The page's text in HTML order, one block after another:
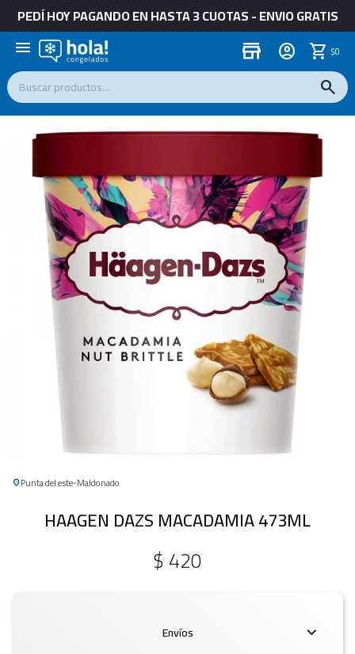
PEDÍ HOY PAGANDO EN HASTA 3 CUOTAS - ENVIO GRATIS
menu store $0
Punta del este Maldonado
HAAGEN DAZS MACADAMIA 473ML
$420
Envíos